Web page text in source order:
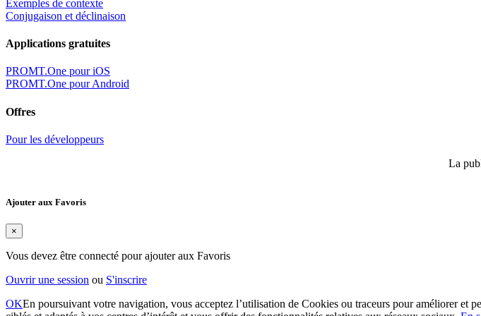
Exemples de contexte
Conjugaison et déclinaison
Applications gratuites
PROMT.One pour iOS
PROMT.One pour Android
Offres
Pour les développeurs
La
Ajouter aux Favoris
×
Vous devez être connecté pour ajouter aux Favoris
Ouvrir une session ou S'inscrire
OKEn poursuivant votre navigation, vous acceptez l’utilisation de Cookies ou traceurs pour améliorer et